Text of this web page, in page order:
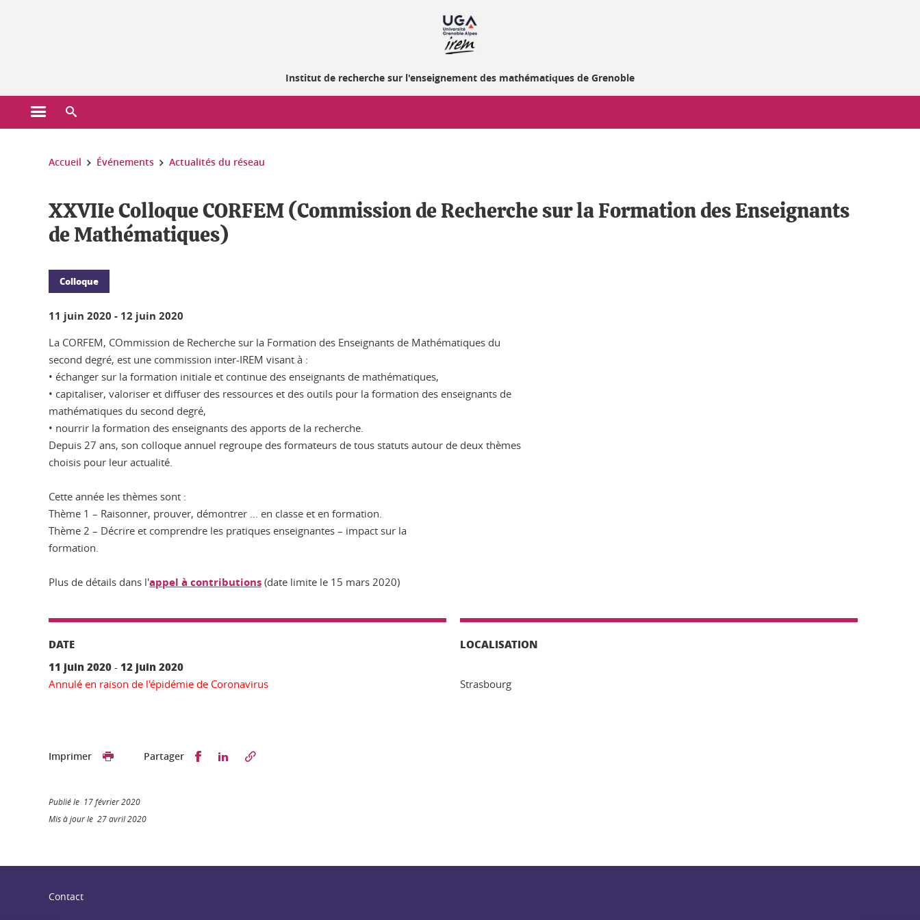
Institut de recherche sur l'enseignement des mathématiques de Grenoble
Ouvrir le menu principal
Vous êtes ici :
Accueil Événements Actualités du réseau
XXVIIe Colloque CORFEM (Commission de Recherche sur la Formation des Enseignants
de Mathématiques)
Colloque
11 juin 2020 - 12 juin 2020
La CORFEM, COmmission de Recherche sur la Formation des Enseignants de Mathématiques du
second degré, est une commission inter-IREM visant à :
• échanger sur la formation initiale et continue des enseignants de mathématiques,
• capitaliser, valoriser et diffuser des ressources et des outils pour la formation des enseignants de
mathématiques du second degré,
• nourrir la formation des enseignants des apports de la recherche.
Depuis 27 ans, son colloque annuel regroupe des formateurs de tous statuts autour de deux thèmes
choisis pour leur actualité.
Cette année les thèmes sont :
Thème 1 – Raisonner, prouver, démontrer ... en classe et en formation.
Thème 2 – Décrire et comprendre les pratiques enseignantes – impact sur la
formation.
Plus de détails dans l'appel à contributions (date limite le 15 mars 2020)
DATE
11 juin 2020 - 12 juin 2020
Annulé en raison de l'épidémie de Coronavirus
LOCALISATION
Strasbourg
Imprimer Partager Partager sur Facebook
Partager sur LinkedIn
Publié le 17 février 2020
Mis à jour le 27 avril 2020
Contact